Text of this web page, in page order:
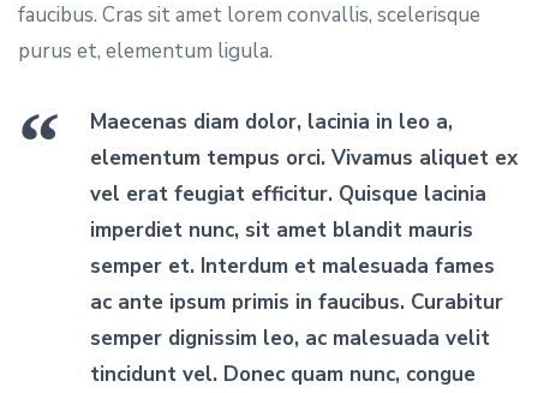
faucibus. Cras sit amet lorem convallis, scelerisque
purus et, elementum ligula.
Maecenas diam dolor, lacinia in leo a,
elementum tempus orci. Vivamus aliquet ex
vel erat feugiat efficitur. Quisque lacinia
imperdiet nunc, sit amet blandit mauris
semper et. Interdum et malesuada fames
ac ante ipsum primis in faucibus. Curabitur
semper dignissim leo, ac malesuada velit
tincidunt vel. Donec quam nunc, congue